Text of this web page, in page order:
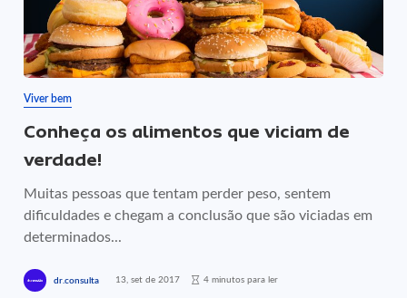
Viver bem
Conheça os alimentos que viciam de
verdade!
Muitas pessoas que tentam perder peso, sentem
dificuldades e chegam a conclusão que são viciadas em
determinados...
dr.consulta 13, set de 2017 4 minutos para ler